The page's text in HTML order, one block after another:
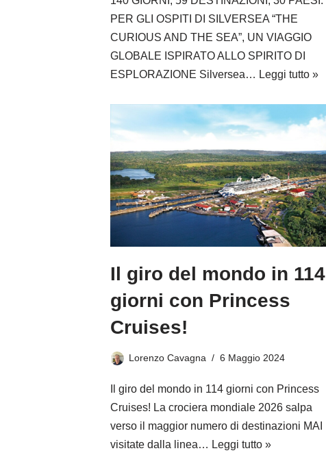
PER GLI OSPITI DI SILVERSEA “THE
CURIOUS AND THE SEA”, UN VIAGGIO
GLOBALE ISPIRATO ALLO SPIRITO DI
ESPLORAZIONE Silversea… Leggi tutto »
Il giro del mondo in 114
giorni con Princess
Cruises!
Lorenzo Cavagna 6 Maggio 2024
Il giro del mondo in 114 giorni con Princess
Cruises! La crociera mondiale 2026 salpa
verso il maggior numero di destinazioni MAI
visitate dalla linea… Leggi tutto »